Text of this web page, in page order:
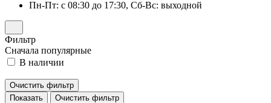
Пн-Пт: с 08:30 до 17:30, Сб-Вс: выходной
Фильтр
Сначала популярные
В наличии
Очистить фильтр
Показать
Очистить фильтр